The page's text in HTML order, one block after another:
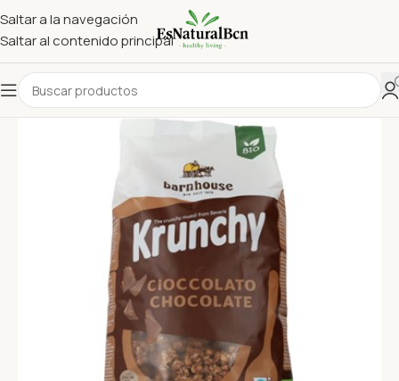
Saltar a la navegación
Saltar al contenido principal